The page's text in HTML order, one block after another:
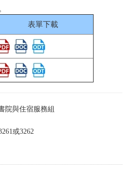
表單下載
院與住宿服務組
或3262